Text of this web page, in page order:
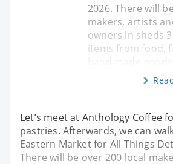
2026. There will
makers, artists
owners in sheds
items from food,
Let’s meet at Anthology Coffee
pastries. Afterwards, we can
Eastern Market for All Things
There will be over 200 local